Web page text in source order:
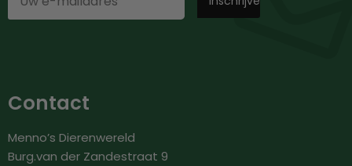
Contact
Menno’s Dierenwereld
Burg.van der Zandestraat 9